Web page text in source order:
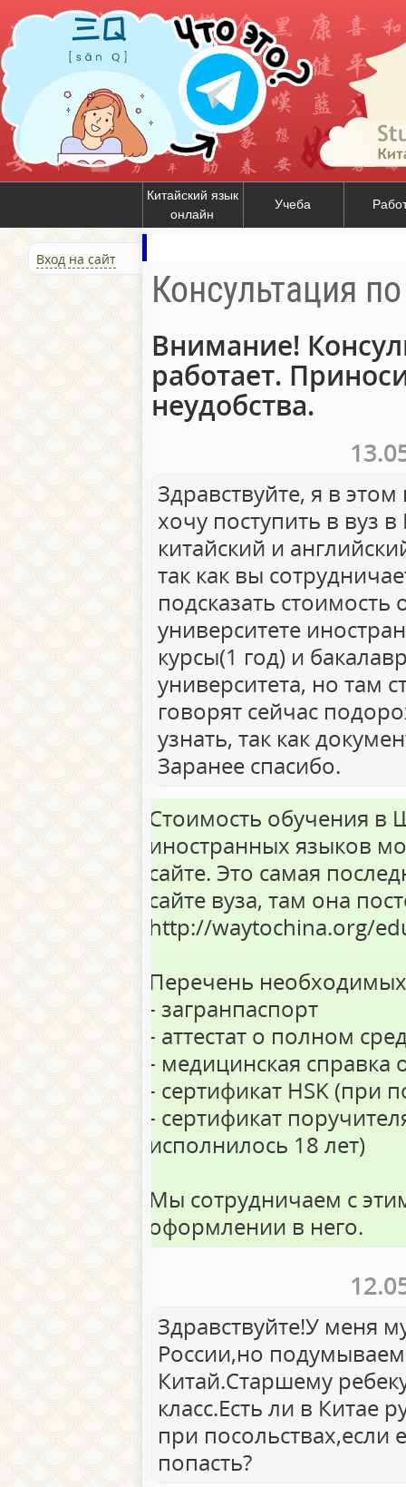
Китайский язык
онлайн
Учеба
Вход на сайт
Консультация
Внимание!
работает.
неудобства.
Здравствуйте, я в
хочу поступить в вуз
китайский и
так как вы
подсказать
университете
курсы(1 год) и
университета, но там
говорят сейчас
узнать, так как
Заранее спасибо.
Стоимость обучения в
иностранных языков
сайте. Это самая
сайте вуза, там она
http://waytochina.org/
Перечень
- загранпаспорт
- аттестат о полном
- медицинская справка
- сертификат HSK (при
- сертификат
исполнилось 18 лет)
Мы сотрудничаем с
оформлении в него.
Здравствуйте!У меня
России,но
Китай.Старшему
класс.Есть ли в Китае
при посольствах,если
попасть?